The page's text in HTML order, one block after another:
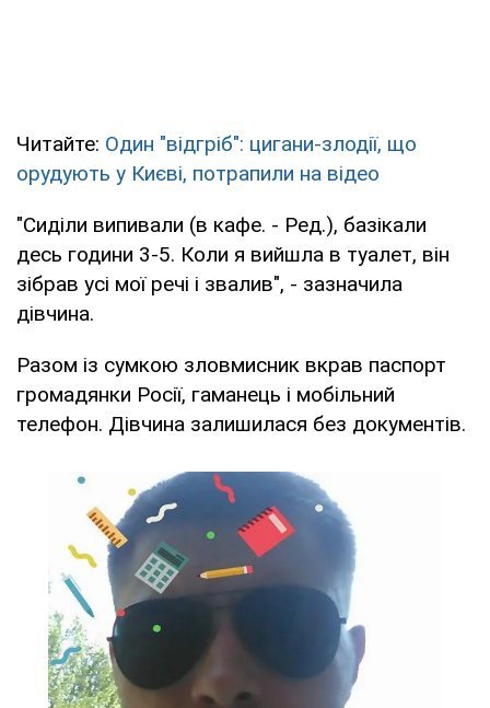
Читайте: Один "відгріб": цигани-злодії, що
орудують у Києві, потрапили на відео
"Сиділи випивали (в кафе. - Ред.), базікали
десь години 3-5. Коли я вийшла в туалет, він
зібрав усі мої речі і звалив", - зазначила
дівчина.
Разом із сумкою зловмисник вкрав паспорт
громадянки Росії, гаманець і мобільний
телефон. Дівчина залишилася без документів.